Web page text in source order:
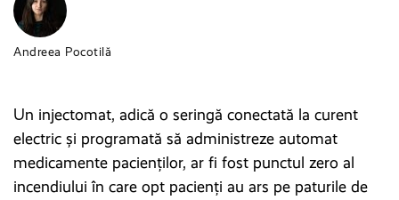
Andreea Pocotilă
Un injectomat, adică o seringă conectată la curent
electric și programată să administreze automat
medicamente pacienților, ar fi fost punctul zero al
incendiului în care opt pacienți au ars pe paturile de